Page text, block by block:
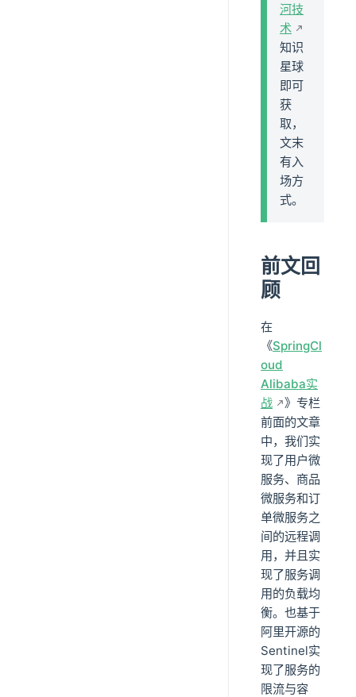
河技
术
知识
星球
即可
获
取，
文末
有入
场方
式。
前文回
顾
在
《SpringCl
oud
Alibaba实
战
》专栏
前面的文章
中，我们实
现了用户微
服务、商品
微服务和订
单微服务之
间的远程调
用，并且实
现了服务调
用的负载均
衡。也基于
阿里开源的
Sentinel实
现了服务的
限流与容